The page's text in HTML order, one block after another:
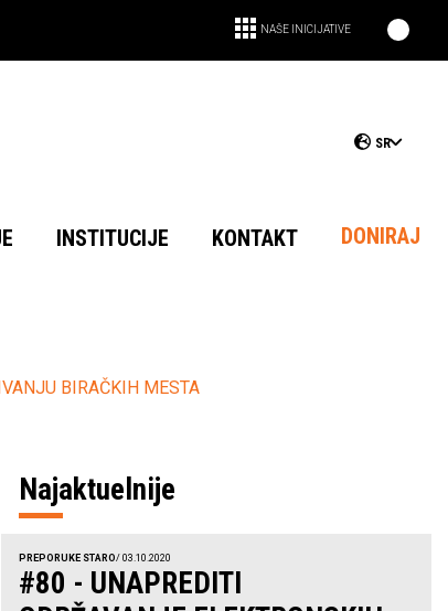
NAŠE INICIJATIVE
SR
INSTITUCIJE KONTAKT DONIRAJ
BIRAČKIH MESTA
Najaktuelnije
PREPORUKE STARO/ 03.10.2020
#80 - UNAPREDITI